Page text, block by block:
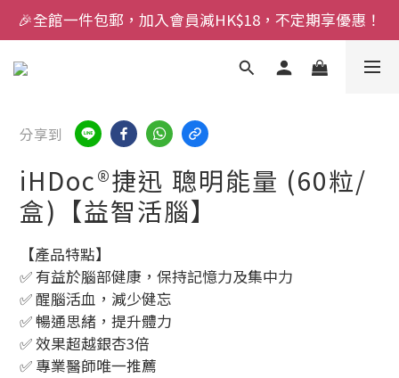
🎉全館一件包郵，加入會員減HK$18，不定期享優惠！
分享到
iHDoc®捷迅 聰明能量 (60粒/
盒)【益智活腦】
【產品特點】
✅ 有益於腦部健康，保持記憶力及集中力
✅ 醒腦活血，減少健忘
✅ 暢通思緒，提升體力
✅ 效果超越銀杏3倍
✅ 專業醫師唯一推薦